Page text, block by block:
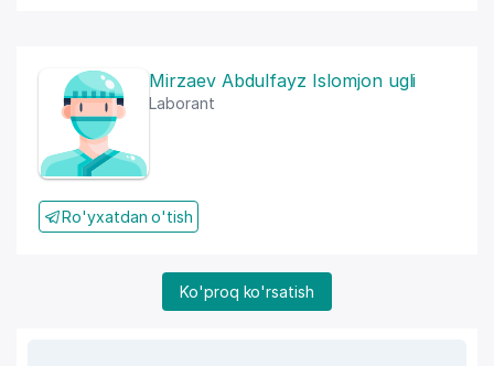
Mirzaev Abdulfayz Islomjon ugli
Laborant
Ro'yxatdan o'tish
Ko'proq ko'rsatish